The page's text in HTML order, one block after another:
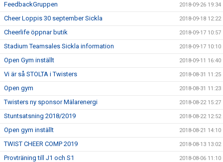
FeedbackGruppen 2018-09-26 19:34
Cheer Loppis 30 september Sickla 2018-09-18 12:22
Cheerlife öppnar butik 2018-09-17 10:57
Stadium Teamsales Sickla information 2018-09-17 10:10
Open Gym inställt 2018-09-11 16:40
Vi är så STOLTA i Twisters 2018-08-31 11:25
Open gym 2018-08-31 11:23
Twisters ny sponsor Mälarenergi 2018-08-22 15:27
Stuntsatsning 2018/2019 2018-08-22 12:52
Open gym inställt 2018-08-21 14:10
TWIST CHEER COMP 2019 2018-08-13 13:02
Provträning till J1 och S1 2018-08-06 11:10